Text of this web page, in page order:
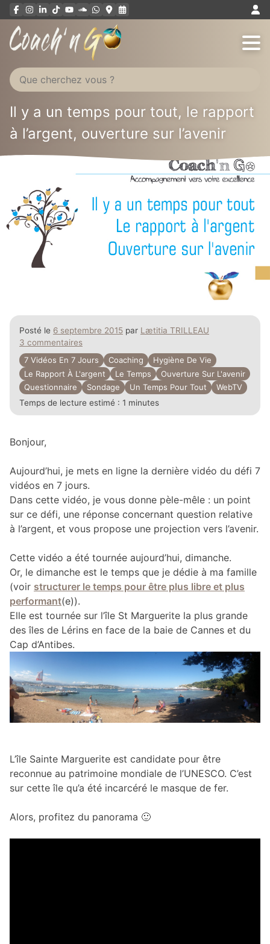
Aller
au
Il y a un temps pour tout, le rapport
à l’argent, ouverture sur l’avenir
Posté le 6 septembre 2015 par Lætitia TRILLEAU
3 commentaires
7 Vidéos En 7 Jours
Coaching
Hygiène De Vie
Le Rapport À L'argent
Le Temps
Ouverture Sur L'avenir
Questionnaire
Sondage Un Temps Pour Tout
WebTV
Temps de lecture estimé : 1 minutes
Bonjour,
Aujourd’hui, je mets en ligne la dernière vidéo du défi 7
vidéos en 7 jours.
Dans cette vidéo, je vous donne pèle-mêle : un point
sur ce défi, une réponse concernant question relative
à l’argent, et vous propose une projection vers l’avenir.
Cette vidéo a été tournée aujourd’hui, dimanche.
Or, le dimanche est le temps que je dédie à ma famille
(voir structurer le temps pour être plus libre et plus
performant(e)).
Elle est tournée sur l’île St Marguerite la plus grande
des îles de Lérins en face de la baie de Cannes et du
Cap d’Antibes.
L’île Sainte Marguerite est candidate pour être
reconnue au patrimoine mondiale de l’UNESCO. C’est
sur cette île qu’a été incarcéré le masque de fer.
Alors, profitez du panorama 🙂